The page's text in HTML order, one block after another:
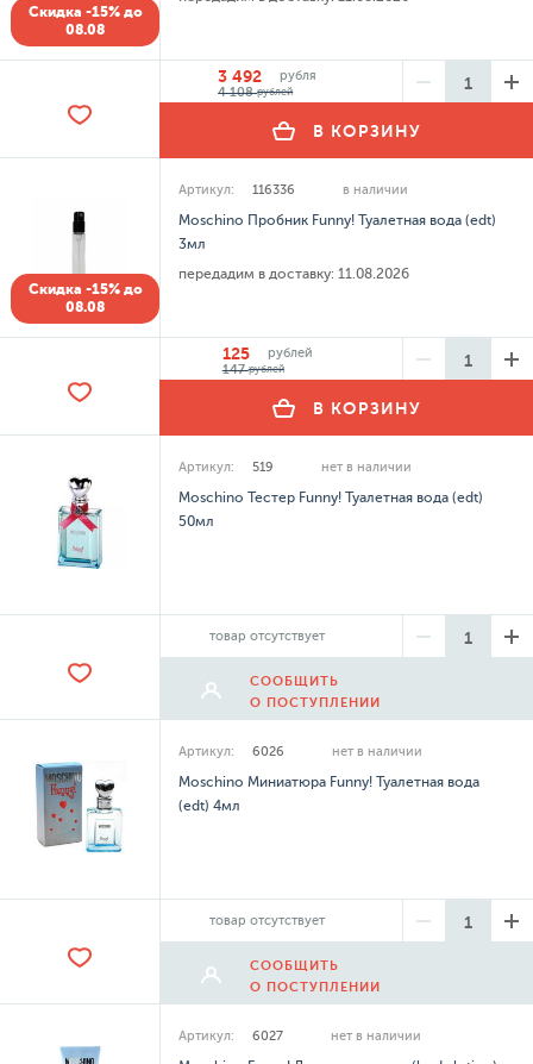
Скидка -15% до
08.08
3 492
рубля
4 108рублей
В КОРЗИНУ
Скидка -15% до
08.08
Артикул: 116336 в наличии
Moschino Пробник Funny! Туалетная вода (edt)
3мл
передадим в доставку: 11.08.2026
125
рублей
147рублей
В КОРЗИНУ
Артикул: 519 нет в наличии
Moschino Тестер Funny! Туалетная вода (edt)
50мл
товар отсутствует
СООБЩИТЬ
О ПОСТУПЛЕНИИ
Артикул: 6026 нет в наличии
Moschino Миниатюра Funny! Туалетная вода
(edt) 4мл
товар отсутствует
СООБЩИТЬ
О ПОСТУПЛЕНИИ
Артикул: 6027 нет в наличии